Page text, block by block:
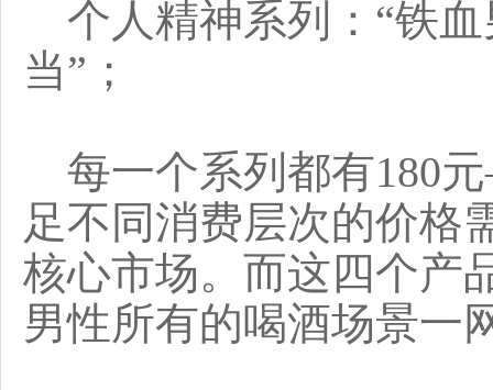
个人精神系列：“铁
当”；
每一个系列都有180
足不同消费层次的价格
核心市场。而这四个产
男性所有的喝酒场景一